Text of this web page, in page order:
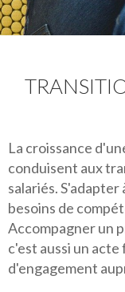
La croissance
conduisent aux
salariés.
besoins de
Accompagner un
c'est aussi un
d'engagement